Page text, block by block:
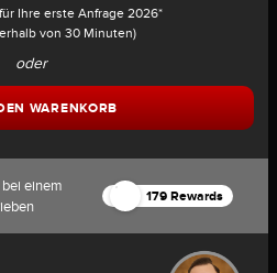
Ihre erste Anfrage 2026*
von 30 Minuten)
oder
WARENKORB
einem
179 Rewards